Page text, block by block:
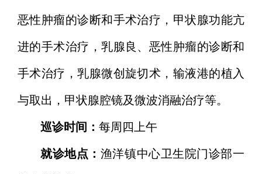
恶性肿瘤的诊断和手术治疗，甲状腺功能亢
进的手术治疗，乳腺良、恶性肿瘤的诊断和
手术治疗，乳腺微创旋切术，输液港的植入
与取出，甲状腺腔镜及微波消融治疗等。
巡诊时间： 每周四上午
就诊地点： 渔洋镇中心卫生院门诊部一